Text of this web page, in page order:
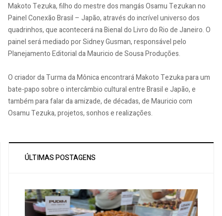
Makoto Tezuka, filho do mestre dos mangás Osamu Tezukan no
Painel Conexão Brasil – Japão, através do incrível universo dos
quadrinhos, que acontecerá na Bienal do Livro do Rio de Janeiro. O
painel será mediado por Sidney Gusman, responsável pelo
Planejamento Editorial da Mauricio de Sousa Produções.
O criador da Turma da Mônica encontrará Makoto Tezuka para um
bate-papo sobre o intercâmbio cultural entre Brasil e Japão, e
também para falar da amizade, de décadas, de Mauricio com
Osamu Tezuka, projetos, sonhos e realizações.
ÚLTIMAS POSTAGENS